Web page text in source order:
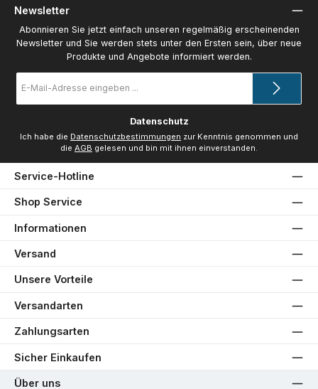
Newsletter
Abonnieren Sie jetzt einfach unseren regelmäßig erscheinenden
Newsletter und Sie werden stets unter den Ersten sein, über neue
Produkte und Angebote informiert werden.
Mail-
Datenschutz
Ich habe die Datenschutzbestimmungen zur Kenntnis genommen und
die AGB gelesen und bin mit ihnen einverstanden.
Service-Hotline
Shop Service
Informationen
Versand
Unsere Vorteile
Versandarten
Zahlungsarten
Sicher Einkaufen
Über uns